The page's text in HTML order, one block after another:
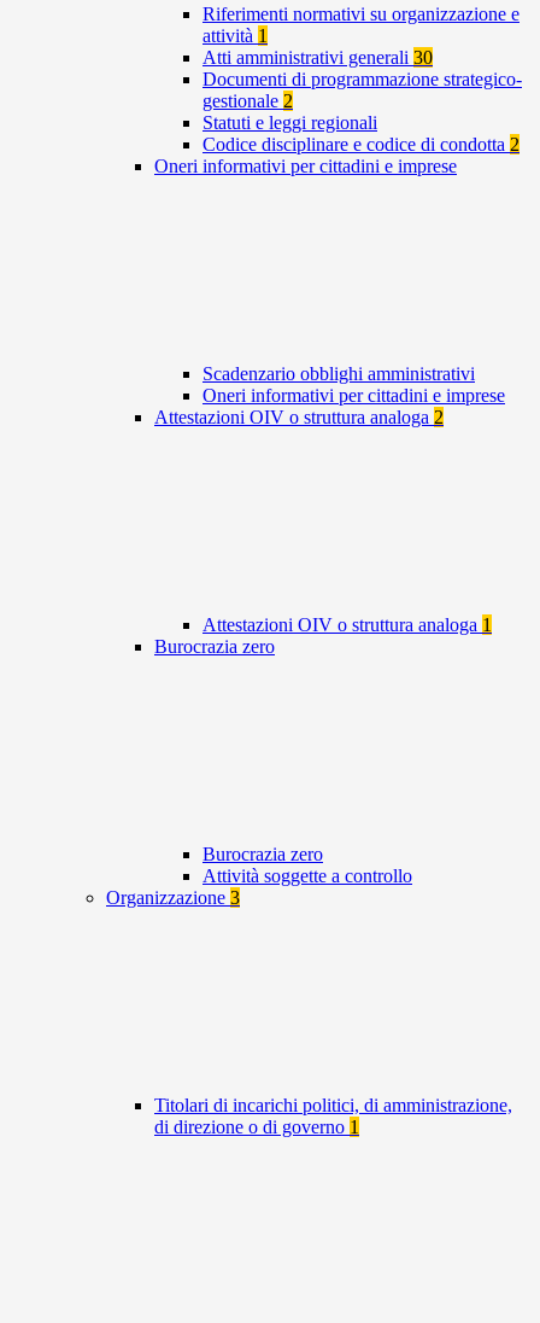
Riferimenti normativi su organizzazione e
attività 1
Atti amministrativi generali 30
Documenti di programmazione strategico-
gestionale 2
Statuti e leggi regionali
Codice disciplinare e codice di condotta 2
Oneri informativi per cittadini e imprese
Scadenzario obblighi amministrativi
Oneri informativi per cittadini e imprese
Attestazioni OIV o struttura analoga 2
Attestazioni OIV o struttura analoga 1
Burocrazia zero
Burocrazia zero
Attività soggette a controllo
Organizzazione 3
Titolari di incarichi politici, di amministrazione,
di direzione o di governo 1